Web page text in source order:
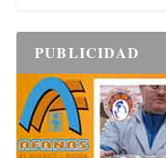
PUBLICIDAD